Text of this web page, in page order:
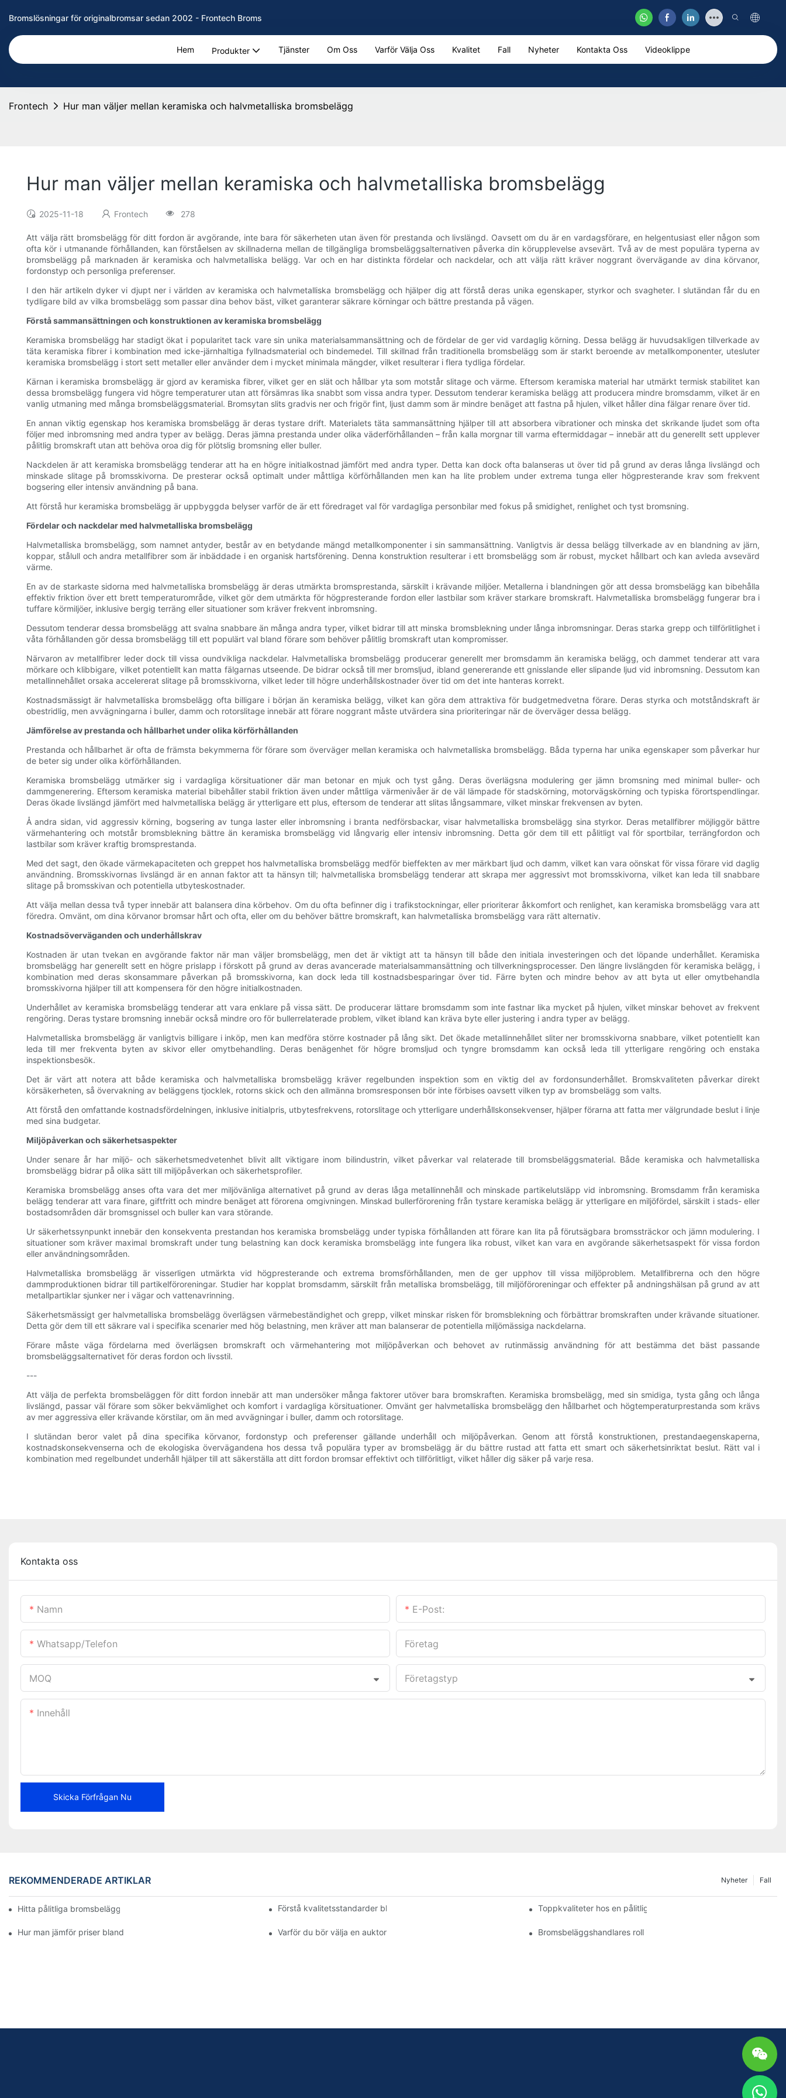
Bromslösningar för originalbromsar sedan 2002 - Frontech Broms
Hem Produkter Tjänster Om Oss Varför Välja Oss Kvalitet Fall Nyheter Kontakta Oss Videoklippe
Frontech Hur man väljer mellan keramiska och halvmetalliska bromsbelägg
Hur man väljer mellan keramiska och halvmetalliska bromsbelägg
2025-11-18 Frontech 278
Att välja rätt bromsbelägg för ditt fordon är avgörande, inte bara för säkerheten utan även för prestanda och livslängd. Oavsett om du är en vardagsförare, en helgentusiast eller någon som
ofta kör i utmanande förhållanden, kan förståelsen av skillnaderna mellan de tillgängliga bromsbeläggsalternativen påverka din körupplevelse avsevärt. Två av de mest populära typerna av
bromsbelägg på marknaden är keramiska och halvmetalliska belägg. Var och en har distinkta fördelar och nackdelar, och att välja rätt kräver noggrant övervägande av dina körvanor,
fordonstyp och personliga preferenser.
I den här artikeln dyker vi djupt ner i världen av keramiska och halvmetalliska bromsbelägg och hjälper dig att förstå deras unika egenskaper, styrkor och svagheter. I slutändan får du en
tydligare bild av vilka bromsbelägg som passar dina behov bäst, vilket garanterar säkrare körningar och bättre prestanda på vägen.
Förstå sammansättningen och konstruktionen av keramiska bromsbelägg
Keramiska bromsbelägg har stadigt ökat i popularitet tack vare sin unika materialsammansättning och de fördelar de ger vid vardaglig körning. Dessa belägg är huvudsakligen tillverkade av
täta keramiska fibrer i kombination med icke-järnhaltiga fyllnadsmaterial och bindemedel. Till skillnad från traditionella bromsbelägg som är starkt beroende av metallkomponenter, utesluter
keramiska bromsbelägg i stort sett metaller eller använder dem i mycket minimala mängder, vilket resulterar i flera tydliga fördelar.
Kärnan i keramiska bromsbelägg är gjord av keramiska fibrer, vilket ger en slät och hållbar yta som motstår slitage och värme. Eftersom keramiska material har utmärkt termisk stabilitet kan
dessa bromsbelägg fungera vid högre temperaturer utan att försämras lika snabbt som vissa andra typer. Dessutom tenderar keramiska belägg att producera mindre bromsdamm, vilket är en
vanlig utmaning med många bromsbeläggsmaterial. Bromsytan slits gradvis ner och frigör fint, ljust damm som är mindre benäget att fastna på hjulen, vilket håller dina fälgar renare över tid.
En annan viktig egenskap hos keramiska bromsbelägg är deras tystare drift. Materialets täta sammansättning hjälper till att absorbera vibrationer och minska det skrikande ljudet som ofta
följer med inbromsning med andra typer av belägg. Deras jämna prestanda under olika väderförhållanden – från kalla morgnar till varma eftermiddagar – innebär att du generellt sett upplever
pålitlig bromskraft utan att behöva oroa dig för plötslig bromsning eller buller.
Nackdelen är att keramiska bromsbelägg tenderar att ha en högre initialkostnad jämfört med andra typer. Detta kan dock ofta balanseras ut över tid på grund av deras långa livslängd och
minskade slitage på bromsskivorna. De presterar också optimalt under måttliga körförhållanden men kan ha lite problem under extrema tunga eller högpresterande krav som frekvent
bogsering eller intensiv användning på bana.
Att förstå hur keramiska bromsbelägg är uppbyggda belyser varför de är ett föredraget val för vardagliga personbilar med fokus på smidighet, renlighet och tyst bromsning.
Fördelar och nackdelar med halvmetalliska bromsbelägg
Halvmetalliska bromsbelägg, som namnet antyder, består av en betydande mängd metallkomponenter i sin sammansättning. Vanligtvis är dessa belägg tillverkade av en blandning av järn,
koppar, stålull och andra metallfibrer som är inbäddade i en organisk hartsförening. Denna konstruktion resulterar i ett bromsbelägg som är robust, mycket hållbart och kan avleda avsevärd
värme.
En av de starkaste sidorna med halvmetalliska bromsbelägg är deras utmärkta bromsprestanda, särskilt i krävande miljöer. Metallerna i blandningen gör att dessa bromsbelägg kan bibehålla
effektiv friktion över ett brett temperaturområde, vilket gör dem utmärkta för högpresterande fordon eller lastbilar som kräver starkare bromskraft. Halvmetalliska bromsbelägg fungerar bra i
tuffare körmiljöer, inklusive bergig terräng eller situationer som kräver frekvent inbromsning.
Dessutom tenderar dessa bromsbelägg att svalna snabbare än många andra typer, vilket bidrar till att minska bromsblekning under långa inbromsningar. Deras starka grepp och tillförlitlighet i
våta förhållanden gör dessa bromsbelägg till ett populärt val bland förare som behöver pålitlig bromskraft utan kompromisser.
Närvaron av metallfibrer leder dock till vissa oundvikliga nackdelar. Halvmetalliska bromsbelägg producerar generellt mer bromsdamm än keramiska belägg, och dammet tenderar att vara
mörkare och klibbigare, vilket potentiellt kan matta fälgarnas utseende. De bidrar också till mer bromsljud, ibland genererande ett gnisslande eller slipande ljud vid inbromsning. Dessutom kan
metallinnehållet orsaka accelererat slitage på bromsskivorna, vilket leder till högre underhållskostnader över tid om det inte hanteras korrekt.
Kostnadsmässigt är halvmetalliska bromsbelägg ofta billigare i början än keramiska belägg, vilket kan göra dem attraktiva för budgetmedvetna förare. Deras styrka och motståndskraft är
obestridlig, men avvägningarna i buller, damm och rotorslitage innebär att förare noggrant måste utvärdera sina prioriteringar när de överväger dessa belägg.
Jämförelse av prestanda och hållbarhet under olika körförhållanden
Prestanda och hållbarhet är ofta de främsta bekymmerna för förare som överväger mellan keramiska och halvmetalliska bromsbelägg. Båda typerna har unika egenskaper som påverkar hur
de beter sig under olika körförhållanden.
Keramiska bromsbelägg utmärker sig i vardagliga körsituationer där man betonar en mjuk och tyst gång. Deras överlägsna modulering ger jämn bromsning med minimal buller- och
dammgenerering. Eftersom keramiska material bibehåller stabil friktion även under måttliga värmenivåer är de väl lämpade för stadskörning, motorvägskörning och typiska förortspendlingar.
Deras ökade livslängd jämfört med halvmetalliska belägg är ytterligare ett plus, eftersom de tenderar att slitas långsammare, vilket minskar frekvensen av byten.
Å andra sidan, vid aggressiv körning, bogsering av tunga laster eller inbromsning i branta nedförsbackar, visar halvmetalliska bromsbelägg sina styrkor. Deras metallfibrer möjliggör bättre
värmehantering och motstår bromsblekning bättre än keramiska bromsbelägg vid långvarig eller intensiv inbromsning. Detta gör dem till ett pålitligt val för sportbilar, terrängfordon och
lastbilar som kräver kraftig bromsprestanda.
Med det sagt, den ökade värmekapaciteten och greppet hos halvmetalliska bromsbelägg medför bieffekten av mer märkbart ljud och damm, vilket kan vara oönskat för vissa förare vid daglig
användning. Bromsskivornas livslängd är en annan faktor att ta hänsyn till; halvmetalliska bromsbelägg tenderar att skrapa mer aggressivt mot bromsskivorna, vilket kan leda till snabbare
slitage på bromsskivan och potentiella utbyteskostnader.
Att välja mellan dessa två typer innebär att balansera dina körbehov. Om du ofta befinner dig i trafikstockningar, eller prioriterar åkkomfort och renlighet, kan keramiska bromsbelägg vara att
föredra. Omvänt, om dina körvanor bromsar hårt och ofta, eller om du behöver bättre bromskraft, kan halvmetalliska bromsbelägg vara rätt alternativ.
Kostnadsöverväganden och underhållskrav
Kostnaden är utan tvekan en avgörande faktor när man väljer bromsbelägg, men det är viktigt att ta hänsyn till både den initiala investeringen och det löpande underhållet. Keramiska
bromsbelägg har generellt sett en högre prislapp i förskott på grund av deras avancerade materialsammansättning och tillverkningsprocesser. Den längre livslängden för keramiska belägg, i
kombination med deras skonsammare påverkan på bromsskivorna, kan dock leda till kostnadsbesparingar över tid. Färre byten och mindre behov av att byta ut eller omytbehandla
bromsskivorna hjälper till att kompensera för den högre initialkostnaden.
Underhållet av keramiska bromsbelägg tenderar att vara enklare på vissa sätt. De producerar lättare bromsdamm som inte fastnar lika mycket på hjulen, vilket minskar behovet av frekvent
rengöring. Deras tystare bromsning innebär också mindre oro för bullerrelaterade problem, vilket ibland kan kräva byte eller justering i andra typer av belägg.
Halvmetalliska bromsbelägg är vanligtvis billigare i inköp, men kan medföra större kostnader på lång sikt. Det ökade metallinnehållet sliter ner bromsskivorna snabbare, vilket potentiellt kan
leda till mer frekventa byten av skivor eller omytbehandling. Deras benägenhet för högre bromsljud och tyngre bromsdamm kan också leda till ytterligare rengöring och enstaka
inspektionsbesök.
Det är värt att notera att både keramiska och halvmetalliska bromsbelägg kräver regelbunden inspektion som en viktig del av fordonsunderhållet. Bromskvaliteten påverkar direkt
körsäkerheten, så övervakning av beläggens tjocklek, rotorns skick och den allmänna bromsresponsen bör inte förbises oavsett vilken typ av bromsbelägg som valts.
Att förstå den omfattande kostnadsfördelningen, inklusive initialpris, utbytesfrekvens, rotorslitage och ytterligare underhållskonsekvenser, hjälper förarna att fatta mer välgrundade beslut i linje
med sina budgetar.
Miljöpåverkan och säkerhetsaspekter
Under senare år har miljö- och säkerhetsmedvetenhet blivit allt viktigare inom bilindustrin, vilket påverkar val relaterade till bromsbeläggsmaterial. Både keramiska och halvmetalliska
bromsbelägg bidrar på olika sätt till miljöpåverkan och säkerhetsprofiler.
Keramiska bromsbelägg anses ofta vara det mer miljövänliga alternativet på grund av deras låga metallinnehåll och minskade partikelutsläpp vid inbromsning. Bromsdamm från keramiska
belägg tenderar att vara finare, giftfritt och mindre benäget att förorena omgivningen. Minskad bullerförorening från tystare keramiska belägg är ytterligare en miljöfördel, särskilt i stads- eller
bostadsområden där bromsgnissel och buller kan vara störande.
Ur säkerhetssynpunkt innebär den konsekventa prestandan hos keramiska bromsbelägg under typiska förhållanden att förare kan lita på förutsägbara bromssträckor och jämn modulering. I
situationer som kräver maximal bromskraft under tung belastning kan dock keramiska bromsbelägg inte fungera lika robust, vilket kan vara en avgörande säkerhetsaspekt för vissa fordon
eller användningsområden.
Halvmetalliska bromsbelägg är visserligen utmärkta vid högpresterande och extrema bromsförhållanden, men de ger upphov till vissa miljöproblem. Metallfibrerna och den högre
dammproduktionen bidrar till partikelföroreningar. Studier har kopplat bromsdamm, särskilt från metalliska bromsbelägg, till miljöföroreningar och effekter på andningshälsan på grund av att
metallpartiklar sjunker ner i vägar och vattenavrinning.
Säkerhetsmässigt ger halvmetalliska bromsbelägg överlägsen värmebeständighet och grepp, vilket minskar risken för bromsblekning och förbättrar bromskraften under krävande situationer.
Detta gör dem till ett säkrare val i specifika scenarier med hög belastning, men kräver att man balanserar de potentiella miljömässiga nackdelarna.
Förare måste väga fördelarna med överlägsen bromskraft och värmehantering mot miljöpåverkan och behovet av rutinmässig användning för att bestämma det bäst passande
bromsbeläggsalternativet för deras fordon och livsstil.
---
Att välja de perfekta bromsbeläggen för ditt fordon innebär att man undersöker många faktorer utöver bara bromskraften. Keramiska bromsbelägg, med sin smidiga, tysta gång och långa
livslängd, passar väl förare som söker bekvämlighet och komfort i vardagliga körsituationer. Omvänt ger halvmetalliska bromsbelägg den hållbarhet och högtemperaturprestanda som krävs
av mer aggressiva eller krävande körstilar, om än med avvägningar i buller, damm och rotorslitage.
I slutändan beror valet på dina specifika körvanor, fordonstyp och preferenser gällande underhåll och miljöpåverkan. Genom att förstå konstruktionen, prestandaegenskaperna,
kostnadskonsekvenserna och de ekologiska övervägandena hos dessa två populära typer av bromsbelägg är du bättre rustad att fatta ett smart och säkerhetsinriktat beslut. Rätt val i
kombination med regelbundet underhåll hjälper till att säkerställa att ditt fordon bromsar effektivt och tillförlitligt, vilket håller dig säker på varje resa.
Kontakta oss
Namn E-Post:
Whatsapp/telefon Företag
MOQ Företagstyp
Innehåll
Skicka Förfrågan Nu
REKOMMENDERADE ARTIKLAR Fall
Nyheter
Hitta pålitliga bromsbeläggsdistributörer för ditt företag Förstå kvalitetsstandarder bland bromsbeläggstillverkare Toppkvaliteter hos en pålitlig bromsbeläggsåterförsäljare
Hur man jämför priser bland bromsbeläggshandlare Varför du bör välja en auktoriserad återförsäljare av bromsbelägg Bromsbeläggshandlares roll i fordonsunderhåll